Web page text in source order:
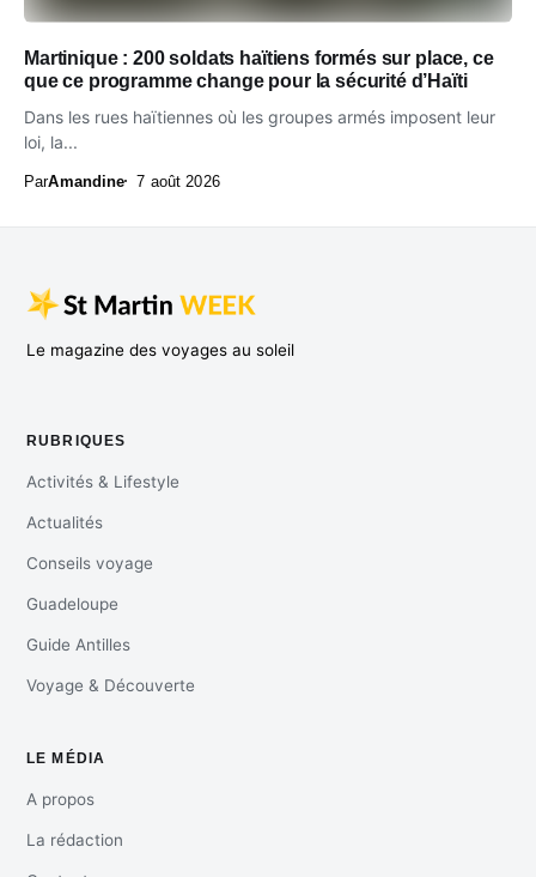
Martinique : 200 soldats haïtiens formés sur place, ce
que ce programme change pour la sécurité d’Haïti
Dans les rues haïtiennes où les groupes armés imposent leur
loi, la...
ParAmandine 7 août 2026
Le magazine des voyages au soleil
RUBRIQUES
Activités & Lifestyle
Actualités
Conseils voyage
Guadeloupe
Guide Antilles
Voyage & Découverte
LE MÉDIA
A propos
La rédaction